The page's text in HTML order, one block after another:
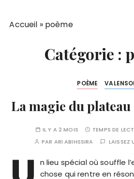
Accueil » poème
Catégorie :
POÈME
La magie du plateau
IL Y A 2 MOIS TEMPS DE
PAR ARI ABIHSSIRA LAISSEZ
n lieu spécial où souffle
chose qui rentre en